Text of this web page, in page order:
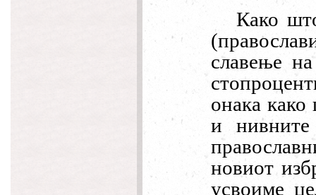
Како
славење
онака
и
новиот
усвоиме